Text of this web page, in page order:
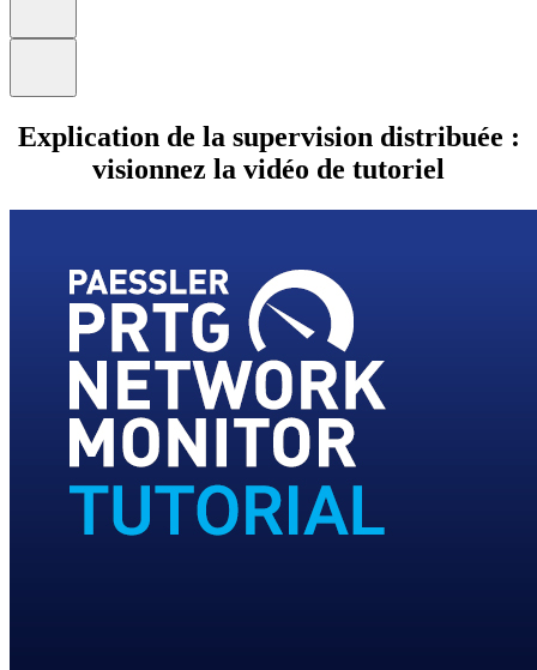
Explication de la supervision distribuée :
visionnez la vidéo de tutoriel